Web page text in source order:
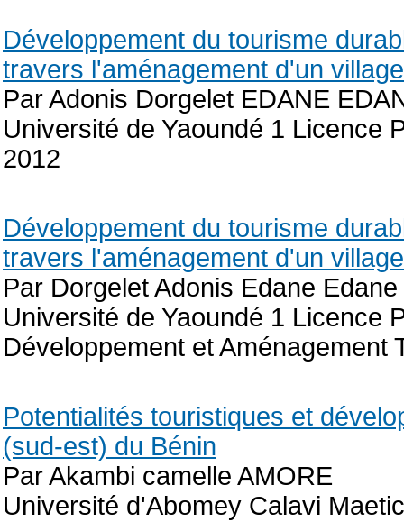
Développement du tourisme
travers l'aménagement d'un
Par Adonis Dorgelet EDANE
Université de Yaoundé 1 Licence
2012
Développement du tourisme
travers l'aménagement d'un
Par Dorgelet Adonis Edane Edane
Université de Yaoundé 1 Licence
Développement et Aménagement
Potentialités touristiques et
(sud-est) du Bénin
Par Akambi camelle AMORE
Université d'Abomey Calavi